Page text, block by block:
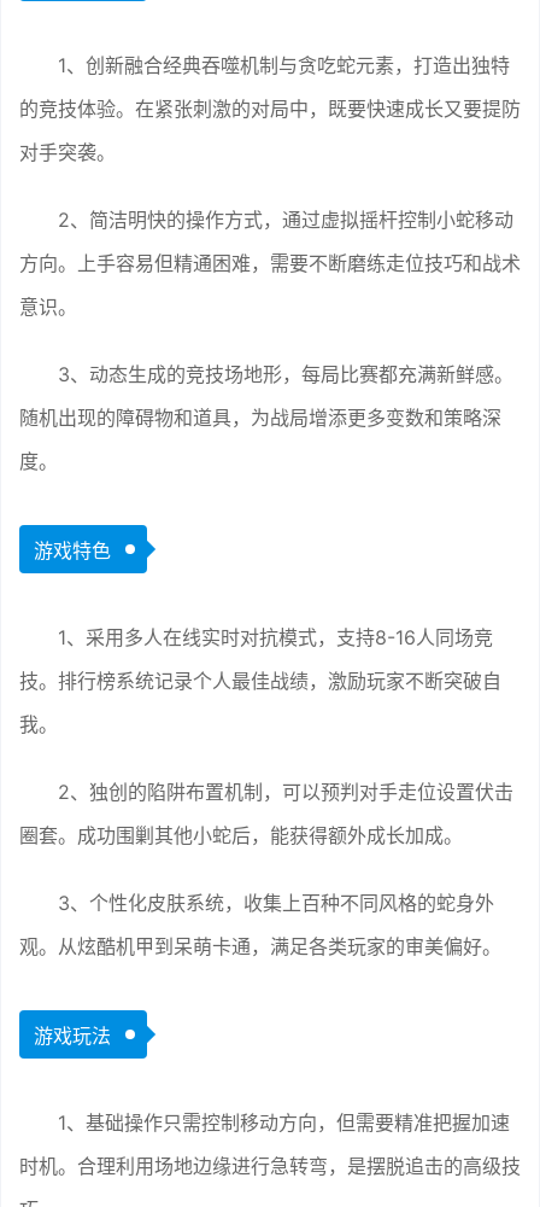
1、创新融合经典吞噬机制与贪吃蛇元素，打造出独特
的竞技体验。在紧张刺激的对局中，既要快速成长又要提防
对手突袭。
2、简洁明快的操作方式，通过虚拟摇杆控制小蛇移动
方向。上手容易但精通困难，需要不断磨练走位技巧和战术
意识。
3、动态生成的竞技场地形，每局比赛都充满新鲜感。
随机出现的障碍物和道具，为战局增添更多变数和策略深
度。
游戏特色
1、采用多人在线实时对抗模式，支持8-16人同场竞
技。排行榜系统记录个人最佳战绩，激励玩家不断突破自
我。
2、独创的陷阱布置机制，可以预判对手走位设置伏击
圈套。成功围剿其他小蛇后，能获得额外成长加成。
3、个性化皮肤系统，收集上百种不同风格的蛇身外
观。从炫酷机甲到呆萌卡通，满足各类玩家的审美偏好。
游戏玩法
1、基础操作只需控制移动方向，但需要精准把握加速
时机。合理利用场地边缘进行急转弯，是摆脱追击的高级技